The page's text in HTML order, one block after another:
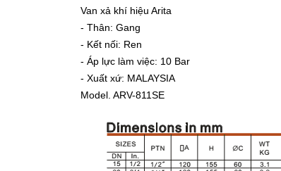
Van xả khí hiệu Arita
- Thân: Gang
- Kết nối: Ren
- Áp lực làm việc: 10 Bar
- Xuất xứ: MALAYSIA
Model. ARV-811SE